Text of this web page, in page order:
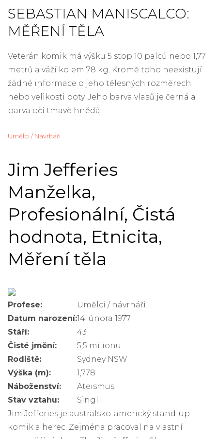
SEBASTIAN MANISCALCO:
MĚŘENÍ TĚLA
Veterán komik má výšku 5 stop 10 palců nebo 1,77
metrů a váží kolem 78 kg. Kromě toho neexistují
žádné informace o jeho tělesných rozměrech
nebo velikosti boty. Jeho barva vlasů je černá a
barva očí tmavě hnědá.
Umělci / Návrháři
Jim Jefferies
Manželka,
Profesionální, Čistá
hodnota, Etnicita,
Měření těla
Profese:
Umělci / návrháři
Datum narození:14. února 1977
Stáří:
43
Čisté jmění:
5,5 milionu
Rodiště:
Sydney NSW
Výška (m):
1,778
Náboženství:
Ateismus
Stav vztahu:
Singl
Jim Jefferies je australsko-americký stand-up
komik a herec. Zejména pracoval na vlastní